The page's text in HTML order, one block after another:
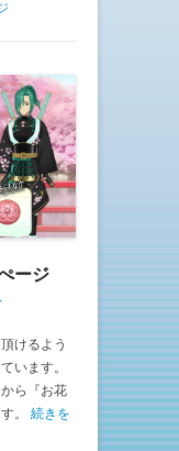
ージ
けるよう
います。
ら『お花
。 続きを